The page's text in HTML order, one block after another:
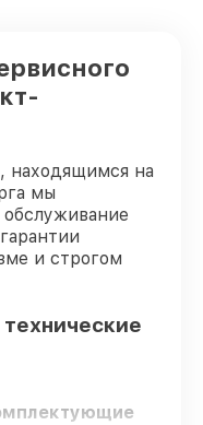
находящимся на
мы
обслуживание
и строгом